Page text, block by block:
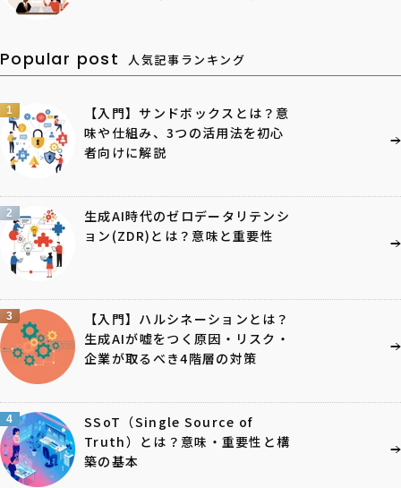
Popular post 人気記事ランキング
1
【入門】サンドボックスとは？意
味や仕組み、3つの活用法を初心
者向けに解説
2
生成AI時代のゼロデータリテンシ
ョン(ZDR)とは？意味と重要性
3
【入門】ハルシネーションとは？
生成AIが嘘をつく原因・リスク・
企業が取るべき4階層の対策
4
SSoT（Single Source of
Truth）とは？意味・重要性と構
築の基本